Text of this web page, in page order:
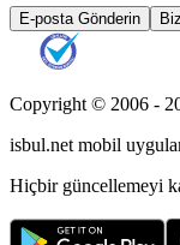
E-posta Gönderin
Copyright © 2006 -
isbul.net mobil
Hiçbir güncellemeyi